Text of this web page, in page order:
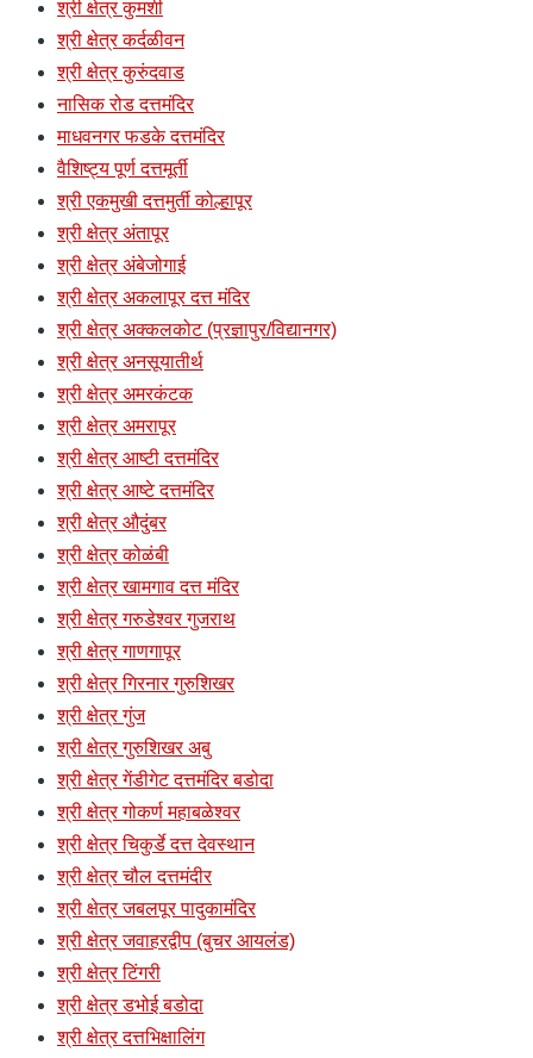
श्री क्षेत्र कुमशी
श्री क्षेत्र कर्दळीवन
श्री क्षेत्र कुरुंदवाड
नासिक रोड दत्तमंदिर
माधवनगर फडके दत्तमंदिर
वैशिष्ट्य पूर्ण दत्तमूर्ती
श्री एकमुखी दत्तमुर्ती कोल्हापूर
श्री क्षेत्र अंतापूर
श्री क्षेत्र अंबेजोगाई
श्री क्षेत्र अकलापूर दत्त मंदिर
श्री क्षेत्र अक्कलकोट (प्रज्ञापुर/विद्यानगर)
श्री क्षेत्र अनसूयातीर्थ
श्री क्षेत्र अमरकंटक
श्री क्षेत्र अमरापूर
श्री क्षेत्र आष्टी दत्तमंदिर
श्री क्षेत्र आष्टे दत्तमंदिर
श्री क्षेत्र औदुंबर
श्री क्षेत्र कोळंबी
श्री क्षेत्र खामगाव दत्त मंदिर
श्री क्षेत्र गरुडेश्वर गुजराथ
श्री क्षेत्र गाणगापूर
श्री क्षेत्र गिरनार गुरुशिखर
श्री क्षेत्र गुंज
श्री क्षेत्र गुरुशिखर अबु
श्री क्षेत्र गेंडीगेट दत्तमंदिर बडोदा
श्री क्षेत्र गोकर्ण महाबळेश्वर
श्री क्षेत्र चिकुर्डे दत्त देवस्थान
श्री क्षेत्र चौल दत्तमंदीर
श्री क्षेत्र जबलपूर पादुकामंदिर
श्री क्षेत्र जवाहरद्वीप (बुचर आयलंड)
श्री क्षेत्र टिंगरी
श्री क्षेत्र डभोई बडोदा
श्री क्षेत्र दत्तभिक्षालिंग